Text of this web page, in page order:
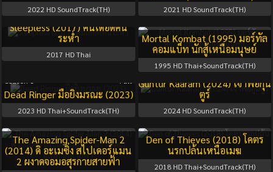
2022 HD SoundTrack(TH) 2021 HD SoundTrack(TH)
Sleepless (2017) คืนเดือดคน
ระห่ำ
2017 HD Thai
Mortal Kombat (1995) มอร์ทัล
คอมแบ็ท นักสู้เหนือมนุษย์
1995 HD Thai+SoundTrack(TH)
Dead Ringer มือยิงมรณะ (2023)
2023 HD Thai+SoundTrack(TH)
Guntur Kaaram (2024) เจ้าพ่อกุน
ตูร์
2024 HD SoundTrack(TH)
The Amazing Spider-Man 2
(2014) ดิ อะเมซิ่ง สไปเดอร์แมน
2 ผงาดจอมอสุรกายสายฟ้า
Den of Thieves (2018) โคตร
นรกปล้นเหนือเมฆ
2018HD Thai+SoundTrack(TH)